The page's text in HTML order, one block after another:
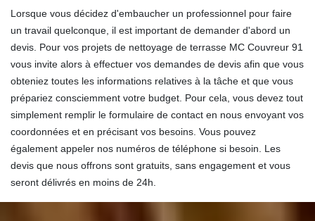
Lorsque vous décidez d'embaucher un professionnel pour faire
un travail quelconque, il est important de demander d'abord un
devis. Pour vos projets de nettoyage de terrasse MC Couvreur 91
vous invite alors à effectuer vos demandes de devis afin que vous
obteniez toutes les informations relatives à la tâche et que vous
prépariez consciemment votre budget. Pour cela, vous devez tout
simplement remplir le formulaire de contact en nous envoyant vos
coordonnées et en précisant vos besoins. Vous pouvez
également appeler nos numéros de téléphone si besoin. Les
devis que nous offrons sont gratuits, sans engagement et vous
seront délivrés en moins de 24h.